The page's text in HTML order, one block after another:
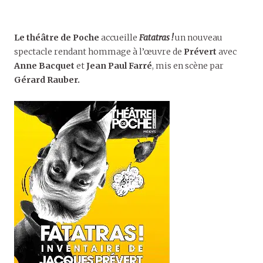
Le théâtre de Poche accueille Fatatras !un nouveau
spectacle rendant hommage à l’œuvre de Prévert avec
Anne Bacquet etJean Paul Farré, mis en scène par
Gérard Rauber.